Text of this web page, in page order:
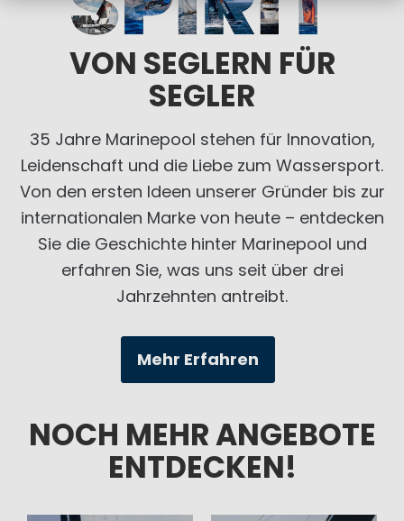
VON SEGLERN FÜR
SEGLER
35 Jahre Marinepool stehen für Innovation,
Leidenschaft und die Liebe zum Wassersport.
Von den ersten Ideen unserer Gründer bis zur
internationalen Marke von heute – entdecken
Sie die Geschichte hinter Marinepool und
erfahren Sie, was uns seit über drei
Jahrzehnten antreibt.
Mehr Erfahren
NOCH MEHR ANGEBOTE
ENTDECKEN!